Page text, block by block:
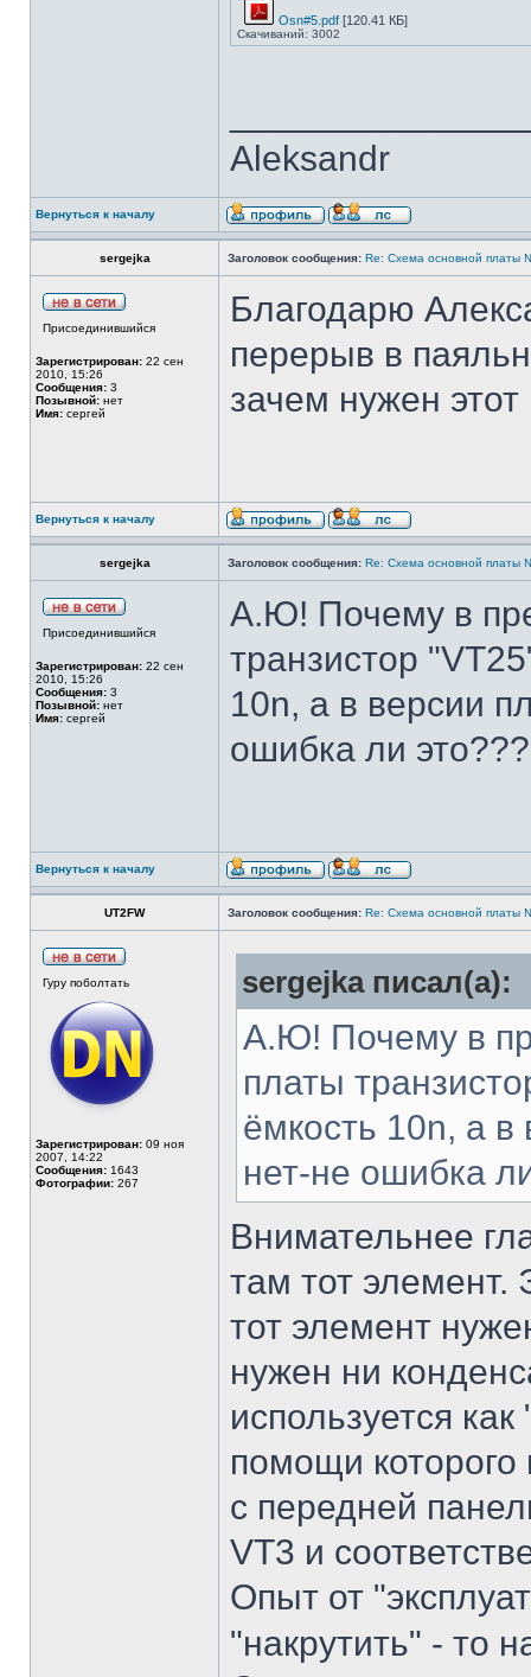
Osn#5.pdf [120.41 КБ]
Скачиваний: 3002
Aleksandr
Вернуться к началу
sergejka Заголовок сообщения: Re: Cхема основной платы
Присоединившийся
Зарегистрирован: 22 сен
2010, 15:26
Сообщения: 3
Позывной: нет
Имя: сергей
Благодарю
перерыв в
зачем нужен этот
Вернуться к началу
sergejka Заголовок сообщения: Re: Cхема основной платы
Присоединившийся
Зарегистрирован: 22 сен
2010, 15:26
Сообщения: 3
Позывной: нет
Имя: сергей
А.Ю! Почему в
транзистор
10n, а в версии
ошибка ли
Вернуться к началу
UT2FW Заголовок сообщения: Re: Cхема основной платы
Гуру поболтать
Зарегистрирован: 09 ноя
2007, 14:22
Сообщения: 1643
Фотографии: 267
sergejka писал(а):
А.Ю! Почему в
платы
ёмкость 10n, а
нет-не ошибка
Внимательнее
там тот элемент.
тот элемент
нужен ни
используется
помощи которого
с передней
VT3 и
Опыт от
"накрутить" - то